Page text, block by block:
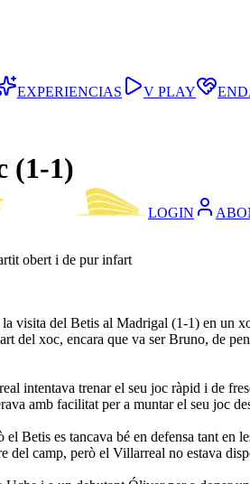
LOGIN
EXPERIENCIAS V PLAY
(1-1)
obert i de pur infart
visita del Betis al Madrigal (1-1) en un
del xoc, encara que va ser Bruno, de
intentava trenar el seu joc ràpid i de
amb facilitat per a muntar el seu joc
Betis es tancava bé en defensa tant en
camp, però el Villarreal no estava